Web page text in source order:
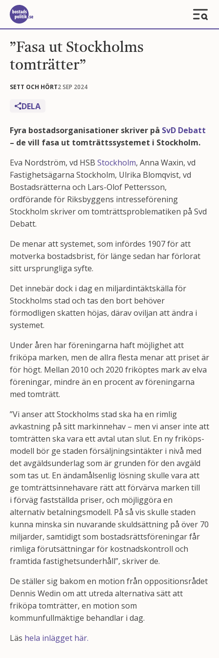
”Fasa ut Stockholms
tomträtter”
SETT OCH HÖRT2 SEP 2024
DELA
Fyra bostadsorganisationer skriver på SvD Debatt
– de vill fasa ut tomträttssystemet i Stockholm.
Eva Nordström, vd HSB Stockholm, Anna Waxin, vd
Fastighetsägarna Stockholm, Ulrika Blomqvist, vd
Bostadsrätterna och Lars-Olof Pettersson,
ordförande för Riksbyggens intresseförening
Stockholm skriver om tomträttsproblematiken på Svd
Debatt.
De menar att systemet, som infördes 1907 för att
motverka bostadsbrist, för länge sedan har förlorat
sitt ursprungliga syfte.
Det innebär dock i dag en miljardintäktskälla för
Stockholms stad och tas den bort behöver
förmodligen skatten höjas, därav oviljan att ändra i
systemet.
Under åren har föreningarna haft möjlighet att
friköpa marken, men de allra flesta menar att priset är
för högt. Mellan 2010 och 2020 friköptes mark av elva
föreningar, mindre än en procent av föreningarna
med tomträtt.
”Vi anser att Stockholms stad ska ha en rimlig
avkastning på sitt markinnehav – men vi anser inte att
tomträtten ska vara ett avtal utan slut. En ny friköps­
modell bör ge staden försäljnings­intäkter i nivå med
det avgälds­underlag som är grunden för den avgäld
som tas ut. En ändamålsenlig lösning skulle vara att
ge tomträtts­innehavare rätt att förvärva marken till
i förväg fastställda priser, och möjliggöra en
alternativ betalnings­modell. På så vis skulle staden
kunna minska sin nuvarande skuldsättning på över 70
miljarder, samtidigt som bostads­rätts­föreningar får
rimliga förutsättningar för kostnads­kontroll och
framtida fastighets­underhåll”, skriver de.
De ställer sig bakom en motion från oppositionsrådet
Dennis Wedin om att utreda alternativa sätt att
friköpa tomträtter, en motion som
kommunfullmäktige behandlar i dag.
Läs hela inlägget här.